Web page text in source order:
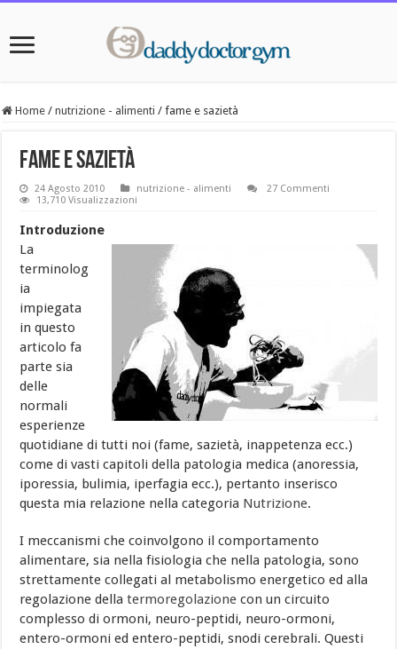
Home / nutrizione - alimenti / fame e sazietà
fame e sazietà
24 Agosto 2010 nutrizione - alimenti
27 Commenti
13,710 Visualizzazioni
Introduzione
La
terminolog
ia
impiegata
in questo
articolo fa
parte sia
delle
normali
esperienze
quotidiane di tutti noi (fame, sazietà, inappetenza ecc.)
come di vasti capitoli della patologia medica (anoressia,
iporessia, bulimia, iperfagia ecc.), pertanto inserisco
questa mia relazione nella categoria Nutrizione.
I meccanismi che coinvolgono il comportamento
alimentare, sia nella fisiologia che nella patologia, sono
strettamente collegati al metabolismo energetico ed alla
regolazione dellatermoregolazionecon un circuito
complesso di ormoni, neuro-peptidi, neuro-ormoni,
entero-ormoni ed entero-peptidi, snodi cerebrali. Questi